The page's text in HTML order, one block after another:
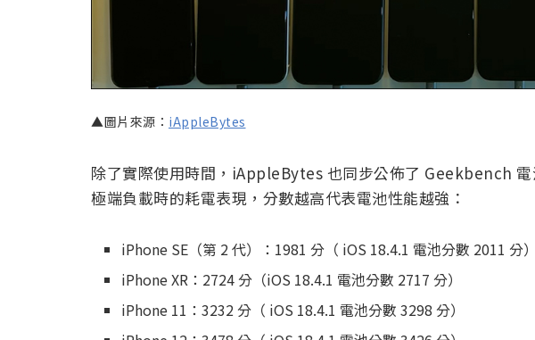
▲圖片來源： iAppleBytes
除了實際使用時間，iAppleBytes 也同步公佈了 Geekbench 電
極端負載時的耗電表現，分數越高代表電池性能越強：
iPhone SE（第 2 代）：1981 分（ iOS 18.4.1 電池分數 2011 分）
iPhone XR：2724 分（iOS 18.4.1 電池分數 2717 分）
iPhone 11：3232 分（ iOS 18.4.1 電池分數 3298 分）